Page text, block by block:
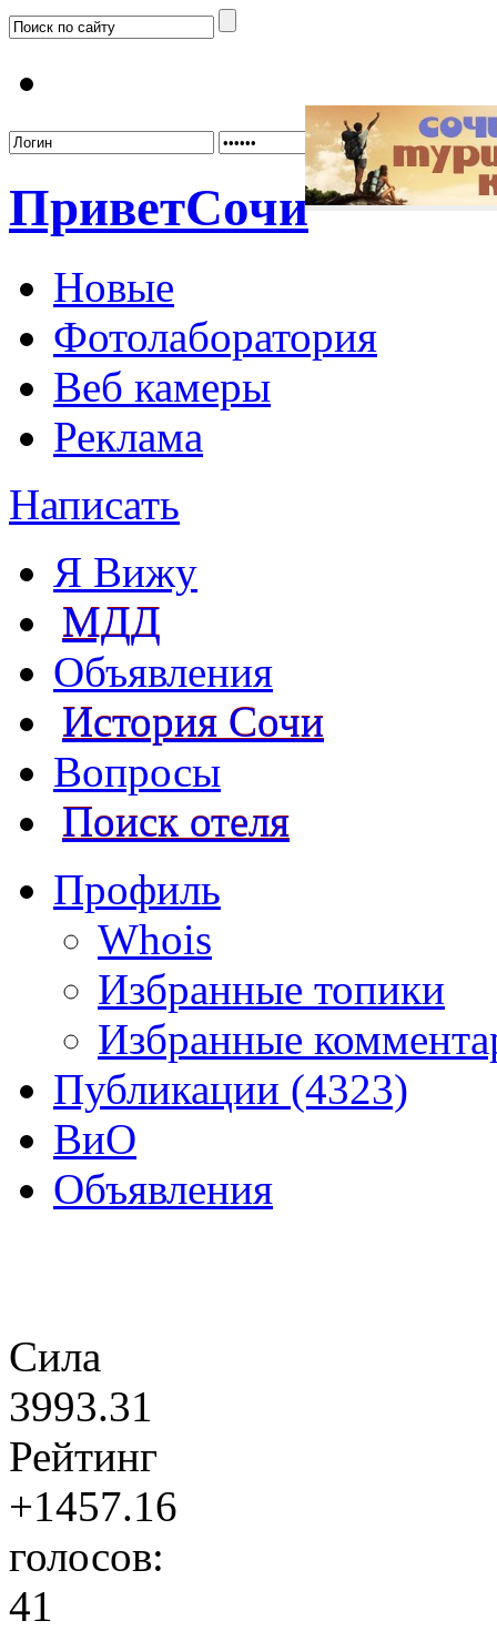
ПриветСочи
Новые
Фотолаборатория
Веб камеры
Реклама
Написать
Я Вижу
МДД
Объявления
История Сочи
Вопросы
Поиск отеля
Профиль
Whois
Избранные топики
Избранные
Публикации (4323)
ВиО
Объявления
Сила
3993.31
Рейтинг
+1457.16
голосов:
41